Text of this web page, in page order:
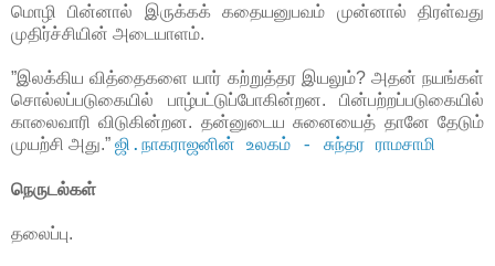
மொழி பின்னால் இருக்கக் கதையனுபவம் முன்னால் திரள்வது
முதிர்ச்சியின் அடையாளம்.
”இலக்கிய வித்தைகளை யார் கற்றுத்தர இயலும்? அதன் நயங்கள்
சொல்லப்படுகையில் பாழ்பட்டுப்போகின்றன. பின்பற்றப்படுகையில்
காலைவாரி விடுகின்றன. தன்னுடைய சுனையைத் தானே தேடும்
முயற்சி அது.” ஜி.நாகராஜனின் உலகம் - சுந்தர ராமசாமி
நெருடல்கள்
தலைப்பு.